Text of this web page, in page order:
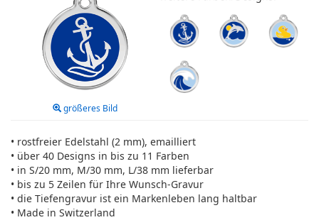
größeres Bild
• rostfreier Edelstahl (2 mm), emailliert
• über 40 Designs in bis zu 11 Farben
• in S/20 mm, M/30 mm, L/38 mm lieferbar
• bis zu 5 Zeilen für Ihre Wunsch-Gravur
• die Tiefengravur ist ein Markenleben lang haltbar
• Made in Switzerland